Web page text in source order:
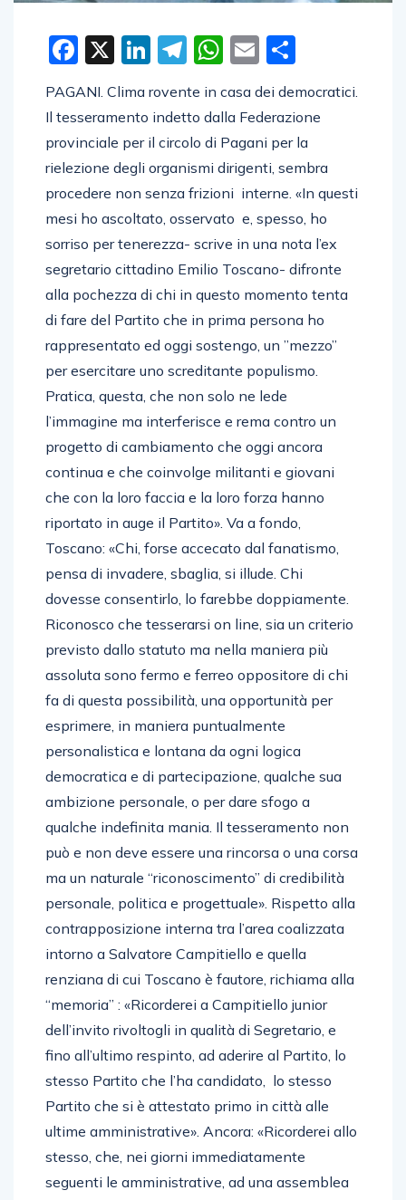
Facebook
X LinkedIn
Telegram
WhatsApp
Email
PAGANI. Clima rovente in casa dei democratici.
Il tesseramento indetto dalla Federazione
provinciale per il circolo di Pagani per la
rielezione degli organismi dirigenti, sembra
procedere non senza frizioni interne. «In questi
mesi ho ascoltato, osservato e, spesso, ho
sorriso per tenerezza- scrive in una nota l’ex
segretario cittadino Emilio Toscano- difronte
alla pochezza di chi in questo momento tenta
di fare del Partito che in prima persona ho
rappresentato ed oggi sostengo, un ”mezzo”
per esercitare uno screditante populismo.
Pratica, questa, che non solo ne lede
l’immagine ma interferisce e rema contro un
progetto di cambiamento che oggi ancora
continua e che coinvolge militanti e giovani
che con la loro faccia e la loro forza hanno
riportato in auge il Partito». Va a fondo,
Toscano: «Chi, forse accecato dal fanatismo,
pensa di invadere, sbaglia, si illude. Chi
dovesse consentirlo, lo farebbe doppiamente.
Riconosco che tesserarsi on line, sia un criterio
previsto dallo statuto ma nella maniera più
assoluta sono fermo e ferreo oppositore di chi
fa di questa possibilità, una opportunità per
esprimere, in maniera puntualmente
personalistica e lontana da ogni logica
democratica e di partecipazione, qualche sua
ambizione personale, o per dare sfogo a
qualche indefinita mania. Il tesseramento non
può e non deve essere una rincorsa o una corsa
ma un naturale “riconoscimento” di credibilità
personale, politica e progettuale». Rispetto alla
contrapposizione interna tra l’area coalizzata
intorno a Salvatore Campitiello e quella
renziana di cui Toscano è fautore, richiama alla
“memoria” : «Ricorderei a Campitiello junior
dell’invito rivoltogli in qualità di Segretario, e
fino all’ultimo respinto, ad aderire al Partito, lo
stesso Partito che l’ha candidato, lo stesso
Partito che si è attestato primo in città alle
ultime amministrative». Ancora: «Ricorderei allo
stesso, che, nei giorni immediatamente
seguenti le amministrative, ad una assemblea